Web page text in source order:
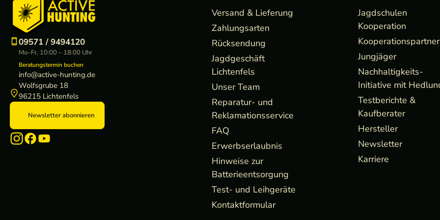
09571 / 9494120
Mo–Fr, 10:00 – 18:00 Uhr
Beratungstermin buchen
info@active-hunting.de
Wolfsgrube 18
96215 Lichtenfels
Newsletter abonnieren
Versand & Lieferung
Zahlungsarten
Rücksendung
Jagdgeschäft
Lichtenfels
Unser Team
Reparatur- und
Reklamationsservice
FAQ
Erwerbserlaubnis
Hinweise zur
Batterieentsorgung
Test- und Leihgeräte
Kontaktformular
Jagdschulen
Kooperation
Kooperationspartner
Jungjäger
Nachhaltigkeits-
Initiative mit
Testberichte &
Kaufberater
Hersteller
Newsletter
Karriere